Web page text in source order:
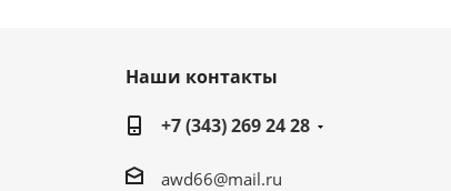
Наши контакты
+7 (343) 269 24 28
awd66@mail.ru